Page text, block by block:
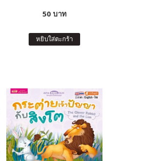
50 บาท
หยิบใส่ตะกร้า